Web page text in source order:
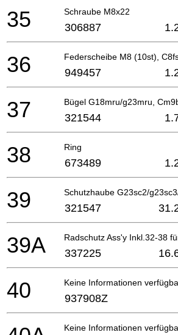
Schraube M8x22
35 306887
Federscheibe M8 (10st),
36 949457
Bügel G18mru/g23mru,
37 321544
Ring
38 673489
Schutzhaube G23sc2/
39 321547
Radschutz Ass'y Inkl.32-38
39A 337225
Keine Informationen
40 937908Z
Keine Informationen